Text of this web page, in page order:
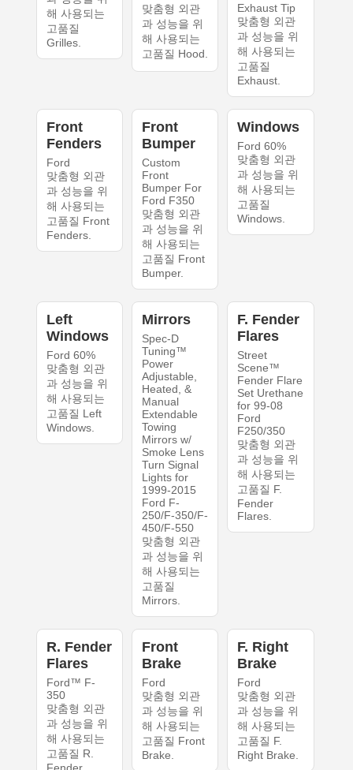
해 사용되는
고품질
Grilles.
맞춤형 외관
과 성능을 위
해 사용되는
고품질 Hood.
Exhaust Tip
맞춤형 외관
과 성능을 위
해 사용되는
고품질
Exhaust.
Front
Fenders
Ford
맞춤형 외관
과 성능을 위
해 사용되는
고품질 Front
Fenders.
Front
Bumper
Custom
Front
Bumper For
Ford F350
맞춤형 외관
과 성능을 위
해 사용되는
고품질 Front
Bumper.
Windows
Ford 60%
맞춤형 외관
과 성능을 위
해 사용되는
고품질
Windows.
Left
Windows
Ford 60%
맞춤형 외관
과 성능을 위
해 사용되는
고품질 Left
Windows.
Mirrors
Spec-D
Tuning™
Power
Adjustable,
Heated, &
Manual
Extendable
Towing
Mirrors w/
Smoke Lens
Turn Signal
Lights for
1999-2015
Ford F-
250/F-350/F-
450/F-550
맞춤형 외관
과 성능을 위
해 사용되는
고품질
Mirrors.
F. Fender
Flares
Street
Scene™
Fender Flare
Set Urethane
for 99-08
Ford
F250/350
맞춤형 외관
과 성능을 위
해 사용되는
고품질 F.
Fender
Flares.
R. Fender
Flares
Ford™ F-
350
맞춤형 외관
과 성능을 위
해 사용되는
고품질 R.
Front
Brake
Ford
맞춤형 외관
과 성능을 위
해 사용되는
고품질 Front
Brake.
F. Right
Brake
Ford
맞춤형 외관
과 성능을 위
해 사용되는
고품질 F.
Right Brake.